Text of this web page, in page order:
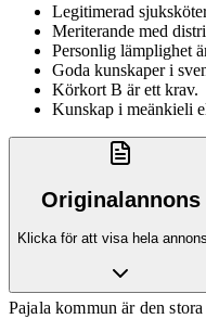
Legitimerad
Meriterande med
Personlig lämplighet
Goda kunskaper i
Körkort B är ett krav.
Kunskap i meänkieli
Originalannons
Klicka för att visa hela
Pajala kommun är den